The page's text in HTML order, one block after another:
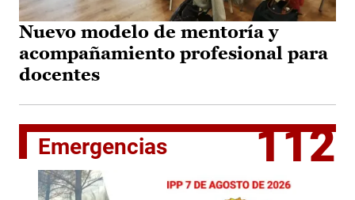
Nuevo modelo de mentoría y
acompañamiento profesional para
docentes
Emergencias 112